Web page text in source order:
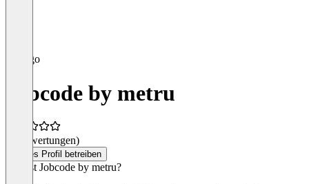
Jobcode by metru
(0 Bewertungen)
Dieses Profil betreiben
Was ist Jobcode by metru?